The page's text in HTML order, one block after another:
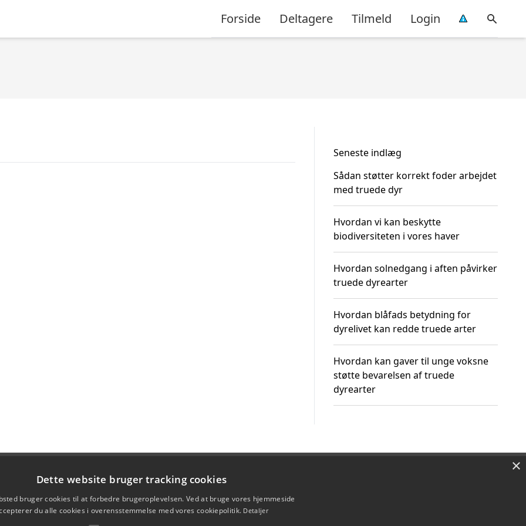
Forside Deltagere Tilmeld Login
Seneste indlæg
Sådan støtter korrekt foder arbejdet
med truede dyr
Hvordan vi kan beskytte
biodiversiteten i vores haver
Hvordan solnedgang i aften påvirker
truede dyrearter
Hvordan blåfads betydning for
dyrelivet kan redde truede arter
Hvordan kan gaver til unge voksne
støtte bevarelsen af truede
dyrearter
×
Dette website bruger tracking cookies
bruger cookies til at forbedre brugeroplevelsen. Ved at bruge vores hjemmeside
du alle cookies i overensstemmelse med vores cookiepolitik. Detaljer